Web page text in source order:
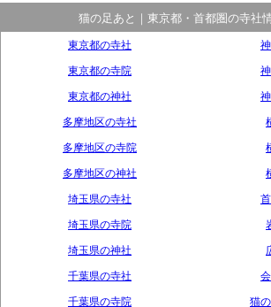
猫の足あと｜東京都・首都圏の寺社
東京都の寺社
東京都の寺院
東京都の神社
多摩地区の寺社
多摩地区の寺院
多摩地区の神社
埼玉県の寺社
埼玉県の寺院
埼玉県の神社
千葉県の寺社
千葉県の寺院 猫